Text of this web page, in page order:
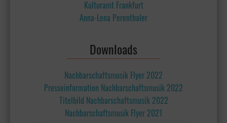
Kulturamt Frankfurt
Anna-Lena Perenthaler
Downloads
Nachbarschaftsmusik Flyer 2022
Presseinformation Nachbarschaftsmusik 2022
Titelbild Nachbarschaftsmusik 2022
Nachbarschaftsmusik Flyer 2021